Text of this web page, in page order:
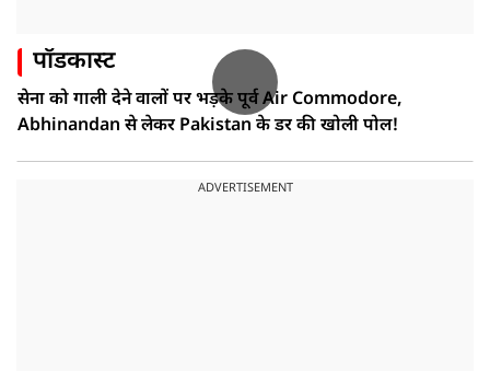
पॉडकास्ट
सेना को गाली देने वालों पर भड़के पूर्व Air Commodore,
Abhinandan से लेकर Pakistan के डर की खोली पोल!
ADVERTISEMENT